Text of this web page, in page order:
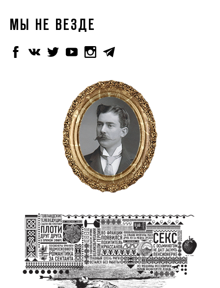
МЫ НЕ ВЕЗДЕ